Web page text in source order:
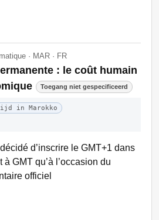
· MAR · FR
: le coût humain
Toegang niet gespecificeerd
in Marokko
d’inscrire le GMT+1 dans
GMT qu’à l’occasion du
officiel